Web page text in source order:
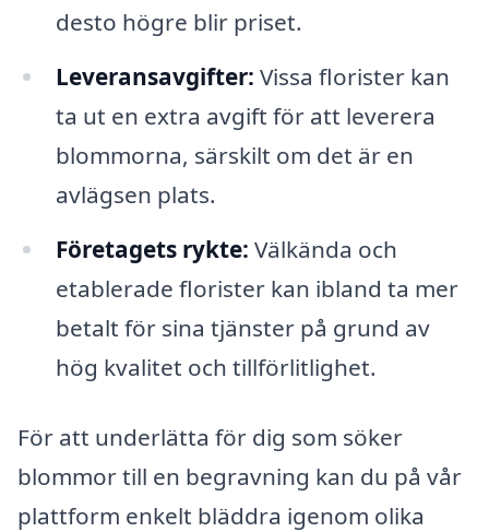
desto högre blir priset.
Leveransavgifter: Vissa florister kan
ta ut en extra avgift för att leverera
blommorna, särskilt om det är en
avlägsen plats.
Företagets rykte: Välkända och
etablerade florister kan ibland ta mer
betalt för sina tjänster på grund av
hög kvalitet och tillförlitlighet.
För att underlätta för dig som söker
blommor till en begravning kan du på vår
plattform enkelt bläddra igenom olika